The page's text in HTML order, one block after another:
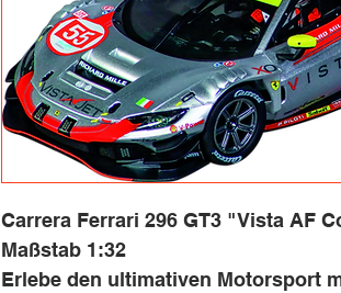
Carrera Ferrari 296 GT3 "Vista AF
Maßstab 1:32
Erlebe den ultimativen Motorsport